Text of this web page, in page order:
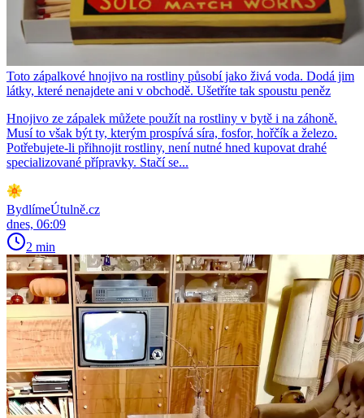
Toto zápalkové hnojivo na rostliny působí jako živá voda. Dodá jim
látky, které nenajdete ani v obchodě. Ušetříte tak spoustu peněz
Hnojivo ze zápalek můžete použít na rostliny v bytě i na záhoně.
Musí to však být ty, kterým prospívá síra, fosfor, hořčík a železo.
Potřebujete-li přihnojit rostliny, není nutné hned kupovat drahé
specializované přípravky. Stačí se...
BydlímeÚtulně.cz
dnes, 06:09
2 min